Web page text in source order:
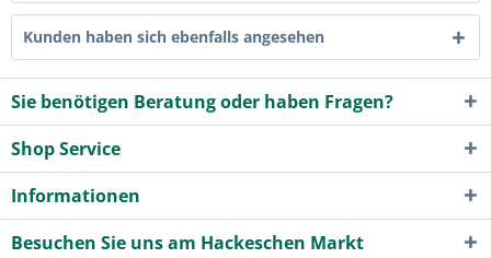
Kunden haben sich ebenfalls angesehen
Sie benötigen Beratung oder haben Fragen?
Shop Service
Informationen
Besuchen Sie uns am Hackeschen Markt